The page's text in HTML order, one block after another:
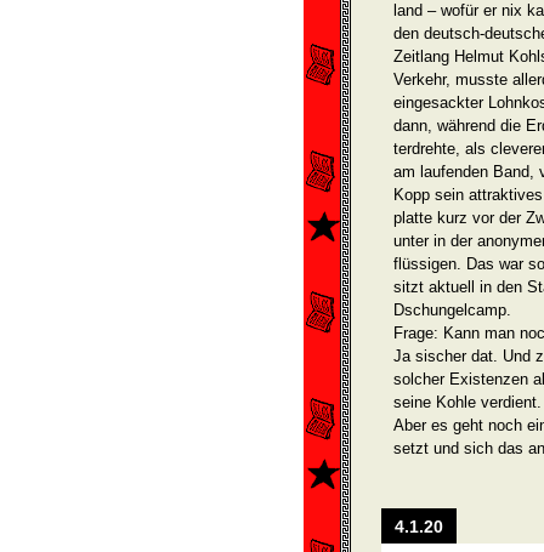
land – wofür er nix
den deutsch-
Zeitlang Helmut
Verkehr, musste
eingesackter
dann, während die
terdrehte, als
am laufenden Band,
Kopp sein
platte kurz vor der
unter in der
flüssigen. Das war
sitzt aktuell in den
Dschungelcamp.
Frage: Kann man
Ja sischer dat. Und
solcher Existenzen
seine Kohle verdient.
Aber es geht noch
setzt und sich das
4.1.20